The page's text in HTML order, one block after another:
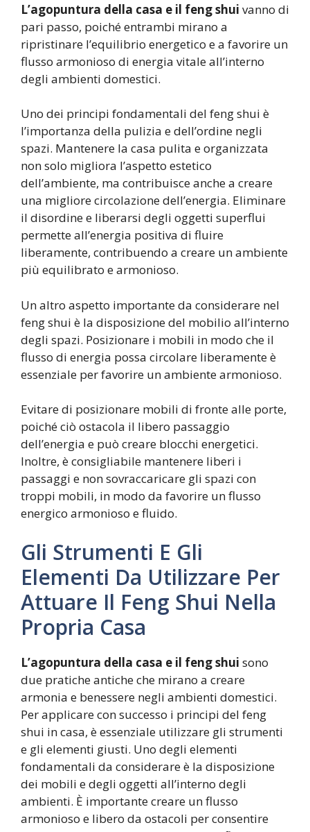
L’agopuntura della casa e il feng shui vanno di
pari passo, poiché entrambi mirano a
ripristinare l’equilibrio energetico e a favorire un
flusso armonioso di energia vitale all’interno
degli ambienti domestici.
Uno dei principi fondamentali del feng shui è
l’importanza della pulizia e dell’ordine negli
spazi. Mantenere la casa pulita e organizzata
non solo migliora l’aspetto estetico
dell’ambiente, ma contribuisce anche a creare
una migliore circolazione dell’energia. Eliminare
il disordine e liberarsi degli oggetti superflui
permette all’energia positiva di fluire
liberamente, contribuendo a creare un ambiente
più equilibrato e armonioso.
Un altro aspetto importante da considerare nel
feng shui è la disposizione del mobilio all’interno
degli spazi. Posizionare i mobili in modo che il
flusso di energia possa circolare liberamente è
essenziale per favorire un ambiente armonioso.
Evitare di posizionare mobili di fronte alle porte,
poiché ciò ostacola il libero passaggio
dell’energia e può creare blocchi energetici.
Inoltre, è consigliabile mantenere liberi i
passaggi e non sovraccaricare gli spazi con
troppi mobili, in modo da favorire un flusso
energico armonioso e fluido.
Gli Strumenti E Gli
Elementi Da Utilizzare Per
Attuare Il Feng Shui Nella
Propria Casa
L’agopuntura della casa e il feng shui sono
due pratiche antiche che mirano a creare
armonia e benessere negli ambienti domestici.
Per applicare con successo i principi del feng
shui in casa, è essenziale utilizzare gli strumenti
e gli elementi giusti. Uno degli elementi
fondamentali da considerare è la disposizione
dei mobili e degli oggetti all’interno degli
ambienti. È importante creare un flusso
armonioso e libero da ostacoli per consentire